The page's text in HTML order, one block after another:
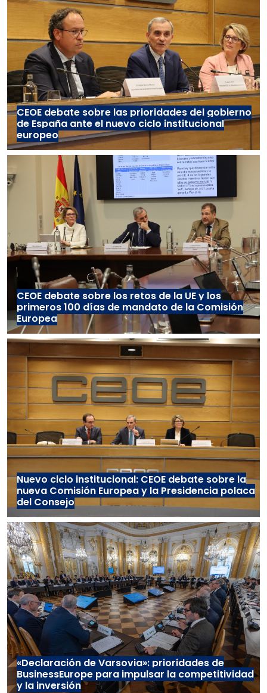
CEOE debate sobre las prioridades del gobierno
de España ante el nuevo ciclo institucional
europeo
CEOE debate sobre los retos de la UE y los
primeros 100 días de mandato de la Comisión
Europea
Nuevo ciclo institucional: CEOE debate sobre la
nueva Comisión Europea y la Presidencia polaca
del Consejo
«Declaración de Varsovia»: prioridades de
BusinessEurope para impulsar la competitividad
y la inversión